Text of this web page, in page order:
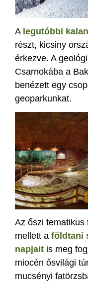
A legutóbbi
részt, kicsiny
érkezve. A
Csarnokába a
benézett egy
geoparkunkat.
Az őszi tematikus
mellett a földtani
napjait is meg
miocén ősvilági
mucsényi